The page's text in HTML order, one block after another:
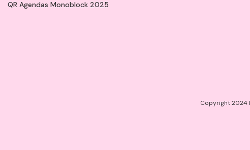
QR Agendas Monoblock 2025
Copyright 2024